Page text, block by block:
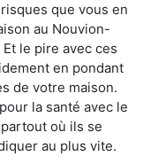
que vous en
au Nouvion-
le pire avec ces
en pondant
de votre maison.
la santé avec le
où ils se
au plus vite.